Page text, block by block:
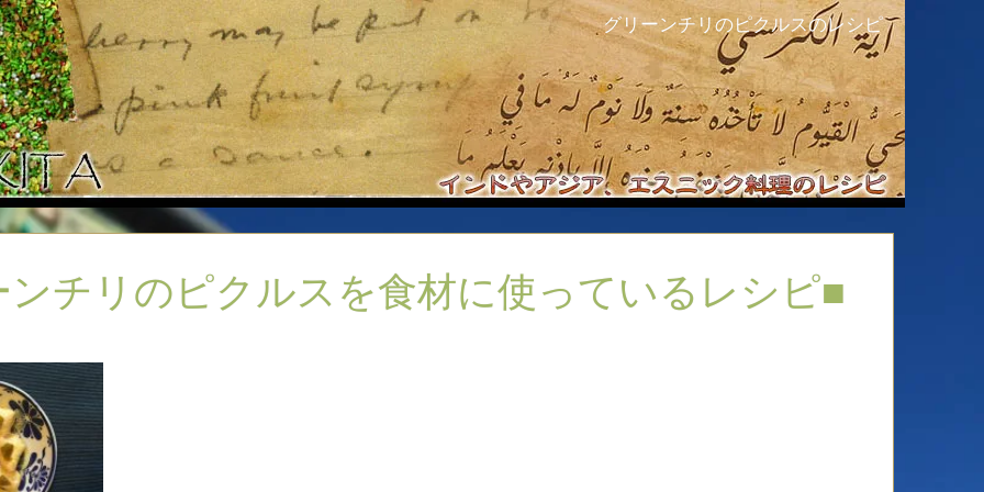
グリーンチリのピクルスのレシピ
チリのピクルスを食材に使っているレシピ■